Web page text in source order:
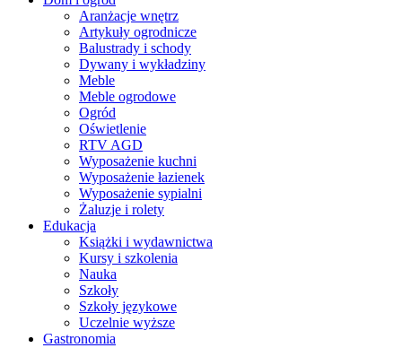
Aranżacje wnętrz
Artykuły ogrodnicze
Balustrady i schody
Dywany i wykładziny
Meble
Meble ogrodowe
Ogród
Oświetlenie
RTV AGD
Wyposażenie kuchni
Wyposażenie łazienek
Wyposażenie sypialni
Żaluzje i rolety
Edukacja
Książki i wydawnictwa
Kursy i szkolenia
Nauka
Szkoły
Szkoły językowe
Uczelnie wyższe
Gastronomia